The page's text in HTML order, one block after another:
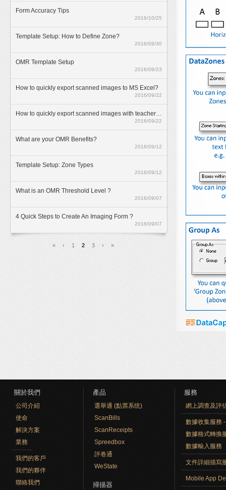
Form Accuracy Tips
2016/10/25
Template Setup: How to Define Zone?
2016/09/30
OMR Template Setup
2016/09/23
How to quickly export scanned images to MS Excel?
2016/09/22
How to quickly export scanned images with teacher annotations?
2016/09/22
What are your OMR Benefits?
2016/09/12
Template Setup: Zone Types
2016/09/12
What is an OMR Threshold Level ?
2016/09/07
4 Quick Steps to Create An Imaging Form ?
2016/09/07
« ‹ 1 2 3 › »
關於我們
公司介紹
使命
解決方案
業務
我們的客戶
我們的夥伴
聯絡我們
產品
選舉通 (點票系统)
ScanBills
ScanReceipts
Spreedbox
評卷通
WeState
掃描器
服務
網上調查及評
數據收集服務
數據格式轉換
數據輸入服務
文件詳細描寫
Mobile App